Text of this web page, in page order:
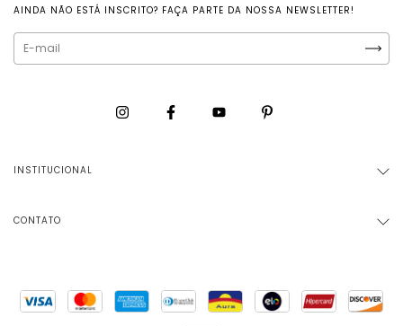
AINDA NÃO ESTÁ INSCRITO? FAÇA PARTE DA NOSSA NEWSLETTER!
INSTITUCIONAL
CONTATO